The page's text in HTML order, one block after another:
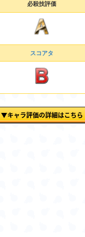
必殺技評価
スコアタ
▼キャラ評価の詳細はこちら